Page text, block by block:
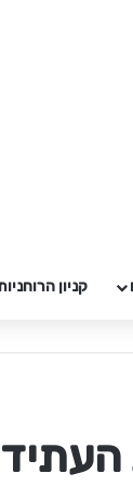
קניון